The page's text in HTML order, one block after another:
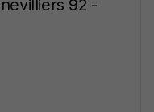
92 -